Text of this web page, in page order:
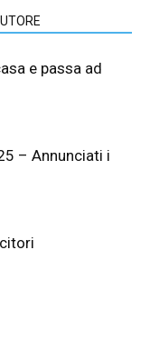
e passa ad
– Annunciati i